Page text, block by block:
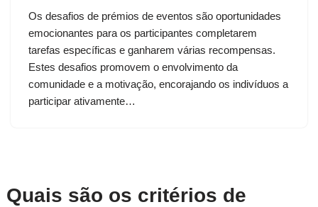
Os desafios de prémios de eventos são oportunidades
emocionantes para os participantes completarem
tarefas específicas e ganharem várias recompensas.
Estes desafios promovem o envolvimento da
comunidade e a motivação, encorajando os indivíduos a
participar ativamente…
Quais são os critérios de